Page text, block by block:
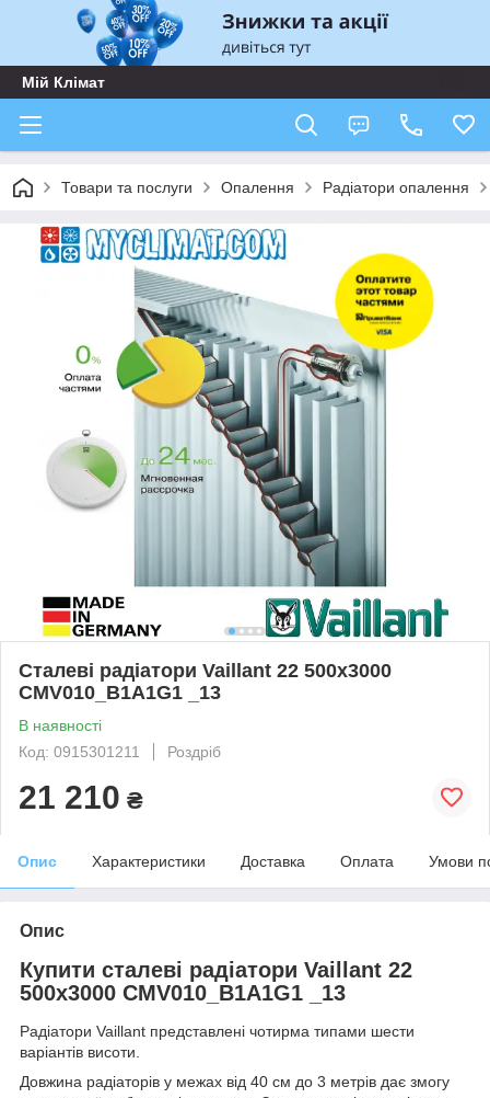
Мій Клімат
Товари та послуги Опалення Радіатори опалення
Сталеві радіатори Vaillant 22 500x3000
CMV010_B1A1G1 _13
В наявності
Код: 0915301211
Роздріб
21 210 ₴
Опис Характеристики Доставка Оплата Умови
Опис
Купити сталеві радіатори Vaillant 22
500x3000 CMV010_B1A1G1 _13
Радіатори Vaillant представлені чотирма типами шести
варіантів висоти.
Довжина радіаторів у межах від 40 см до 3 метрів дає змогу